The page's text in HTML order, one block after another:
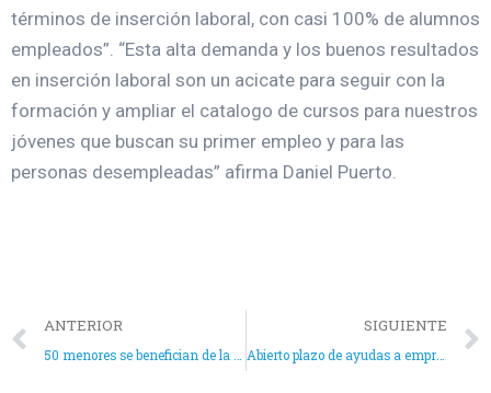
términos de inserción laboral, con casi 100% de alumnos
empleados”. “Esta alta demanda y los buenos resultados
en inserción laboral son un acicate para seguir con la
formación y ampliar el catalogo de cursos para nuestros
jóvenes que buscan su primer empleo y para las
personas desempleadas” afirma Daniel Puerto.
ANTERIOR
50 menores se benefician de la Escuela de Verano en Aspe
SIGUIENTE
Abierto plazo de ayudas a empresas por contratación de desempleados para el año 2023